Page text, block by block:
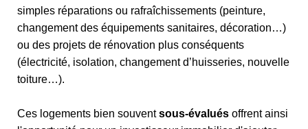
simples réparations ou rafraîchissements (peinture,
changement des équipements sanitaires, décoration…)
ou des projets de rénovation plus conséquents
(électricité, isolation, changement d’huisseries, nouvelle
toiture…).
Ces logements bien souventsous-évalués offrent ainsi